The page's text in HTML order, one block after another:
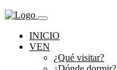
INICIO
VEN
¿Qué visitar?